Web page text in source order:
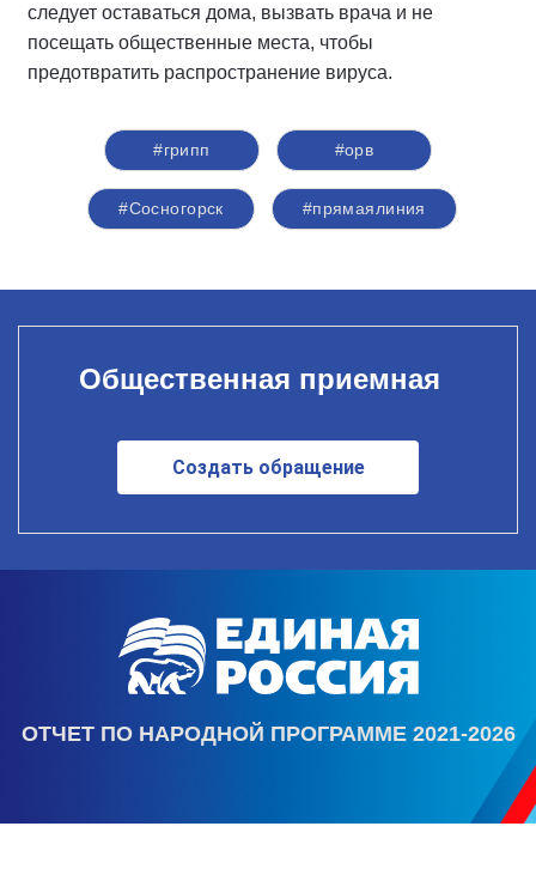
следует оставаться дома, вызвать врача и не
посещать общественные места, чтобы
предотвратить распространение вируса.
#грипп #орв
#Сосногорск #прямаялиния
Общественная приемная
Создать обращение
ОТЧЕТ ПО НАРОДНОЙ ПРОГРАММЕ 2021-2026